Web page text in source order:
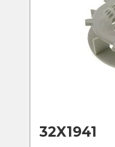
32X1941